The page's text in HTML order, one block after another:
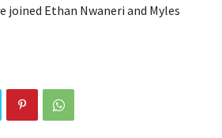
joined Ethan Nwaneri and Myles